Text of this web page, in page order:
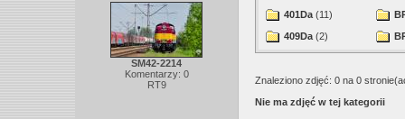
SM42-2214
Komentarzy: 0
RT9
401Da (11)
409Da (2)
Znaleziono zdjęć: 0 na 0
Nie ma zdjęć w tej kategorii